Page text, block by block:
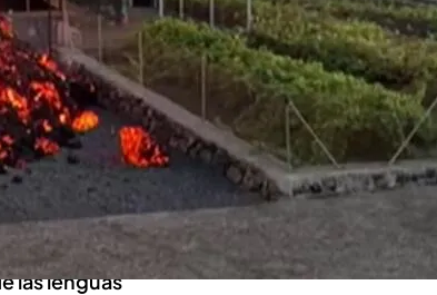
en erupción
arrasado
las lenguas